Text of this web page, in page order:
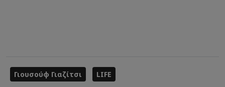
Γιουσούφ Γιαζίτσι LIFE